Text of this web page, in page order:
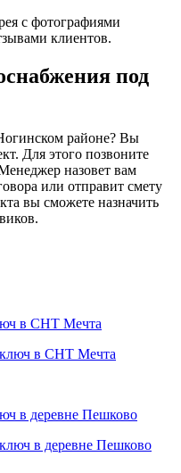
с фотографиями
клиентов.
под
районе? Вы
Для этого позвоните
назовет вам
или отправит смету
вы сможете назначить
в СНТ Мечта
в деревне Пешково